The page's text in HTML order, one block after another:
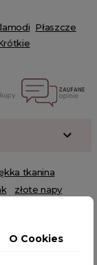
Płaszcze
tkanina
złote napy
alpaka
O Cookies